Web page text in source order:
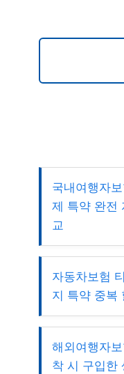
국내여행자
제 특약 완전
교
자동차보험
지 특약 중복
해외여행자
착 시 구입한